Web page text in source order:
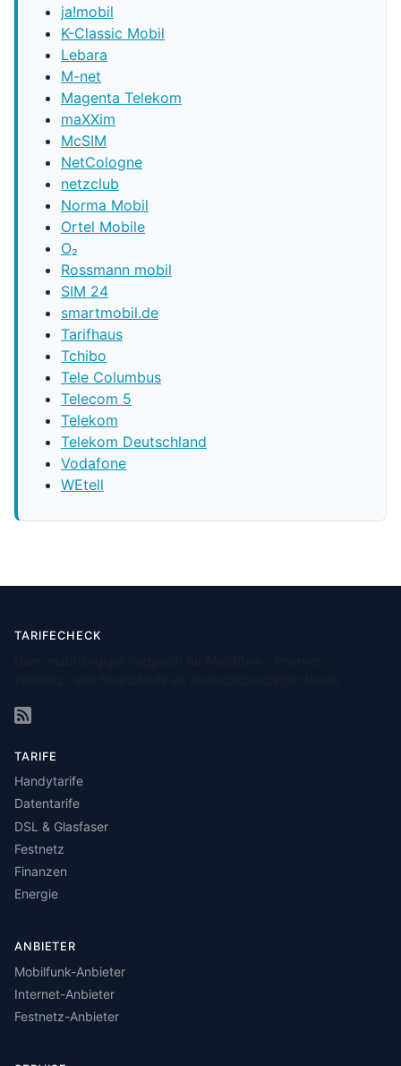
ja!mobil
K-Classic Mobil
Lebara
M-net
Magenta Telekom
maXXim
McSIM
NetCologne
netzclub
Norma Mobil
Ortel Mobile
O₂
Rossmann mobil
SIM 24
smartmobil.de
Tarifhaus
Tchibo
Tele Columbus
Telecom 5
Telekom
Telekom Deutschland
Vodafone
WEtell
TARIFECHECK
TARIFE
Handytarife
Datentarife
DSL & Glasfaser
Festnetz
Finanzen
Energie
ANBIETER
Mobilfunk-Anbieter
Internet-Anbieter
Festnetz-Anbieter